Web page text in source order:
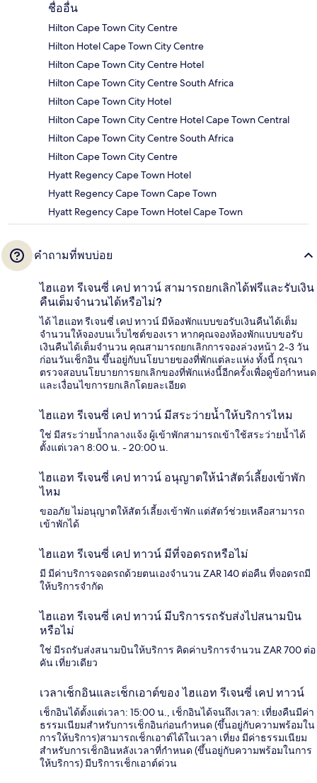
ชื่ออื่น
Hilton Cape Town City Centre
Hilton Hotel Cape Town City Centre
Hilton Cape Town City Centre Hotel
Hilton Cape Town City Centre South Africa
Hilton Cape Town City Hotel
Hilton Cape Town City Centre Hotel Cape Town Central
Hilton Cape Town City Centre South Africa
Hilton Cape Town City Centre
Hyatt Regency Cape Town Hotel
Hyatt Regency Cape Town Cape Town
Hyatt Regency Cape Town Hotel Cape Town
คำถามที่พบบ่อย
ไฮแอท รีเจนซี่ เคป ทาวน์ สามารถยกเลิกได้ฟรีและรับเงิน
คืนเต็มจำนวนได้หรือไม่?
ได้ ไฮแอท รีเจนซี่ เคป ทาวน์ มีห้องพักแบบขอรับเงินคืนได้เต็ม
จำนวนให้จองบนเว็บไซต์ของเรา หากคุณจองห้องพักแบบขอรับ
เงินคืนได้เต็มจำนวน คุณสามารถยกเลิกการจองล่วงหน้า 2-3 วัน
ก่อนวันเช็กอิน ขึ้นอยู่กับนโยบายของที่พักแต่ละแห่ง ทั้งนี้ กรุณา
ตรวจสอบนโยบายการยกเลิกของที่พักแห่งนี้อีกครั้งเพื่อดูข้อกำหนด
และเงื่อนไขการยกเลิกโดยละเอียด
ไฮแอท รีเจนซี่ เคป ทาวน์ มีสระว่ายน้ำให้บริการไหม
ใช่ มีสระว่ายน้ำกลางแจ้ง ผู้เข้าพักสามารถเข้าใช้สระว่ายน้ำได้
ตั้งแต่เวลา 8:00 น. - 20:00 น.
ไฮแอท รีเจนซี่ เคป ทาวน์ อนุญาตให้นำสัตว์เลี้ยงเข้าพัก
ไหม
ขออภัย ไม่อนุญาตให้สัตว์เลี้ยงเข้าพัก แต่สัตว์ช่วยเหลือสามารถ
เข้าพักได้
ไฮแอท รีเจนซี่ เคป ทาวน์ มีที่จอดรถหรือไม่
มี มีค่าบริการจอดรถด้วยตนเองจำนวน ZAR 140 ต่อคืน ที่จอดรถมี
ให้บริการจำกัด
ไฮแอท รีเจนซี่ เคป ทาวน์ มีบริการรถรับส่งไปสนามบิน
หรือไม่
ใช่ มีรถรับส่งสนามบินให้บริการ คิดค่าบริการจำนวน ZAR 700 ต่อ
คัน เที่ยวเดียว
เวลาเช็กอินและเช็กเอาต์ของ ไฮแอท รีเจนซี่ เคป ทาวน์
เช็กอินได้ตั้งแต่เวลา: 15:00 น., เช็กอินได้จนถึงเวลา: เที่ยงคืนมีค่า
ธรรมเนียมสำหรับการเช็กอินก่อนกำหนด (ขึ้นอยู่กับความพร้อมใน
การให้บริการ)สามารถเช็กเอาต์ได้ในเวลา เที่ยง มีค่าธรรมเนียม
สำหรับการเช็กอินหลังเวลาที่กำหนด (ขึ้นอยู่กับความพร้อมในการ
ให้บริการ) มีบริการเช็กเอาต์ด่วน